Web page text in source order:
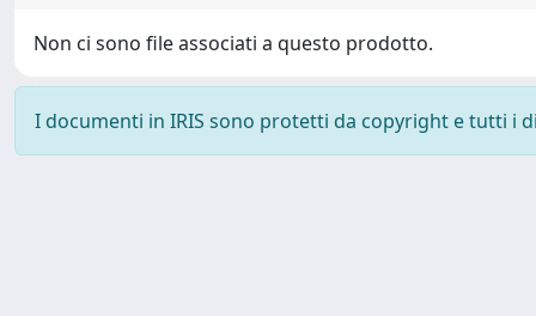
Non ci sono file associati a questo prodotto.
I documenti in IRIS sono protetti da copyright e tutti i